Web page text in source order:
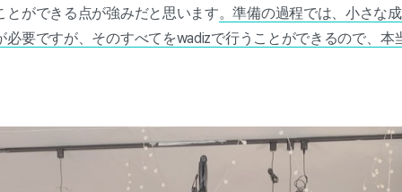
とができる点が強みだと思います。準備の過程では、小さな
必要ですが、そのすべてをwadizで行うことができるので、本